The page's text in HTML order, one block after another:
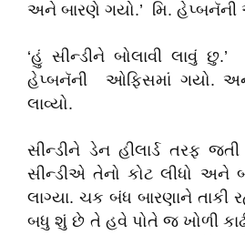
અને બારણે ગયો.’ મિ.
‘હું સીન્ડીને બોલાવી લાવું
હેપ્બનૅની ઓફિસમાં ગયો. અને
લાવ્યો.
સીન્ડીને ડેન હીલાર્ડ તરફ
સીન્ડીએ તેનો કોટ લીધો અને
લાગ્યા. ચક બંધ બારણાને
બધુ શું છે તે હવે પોતે જ ખોળી